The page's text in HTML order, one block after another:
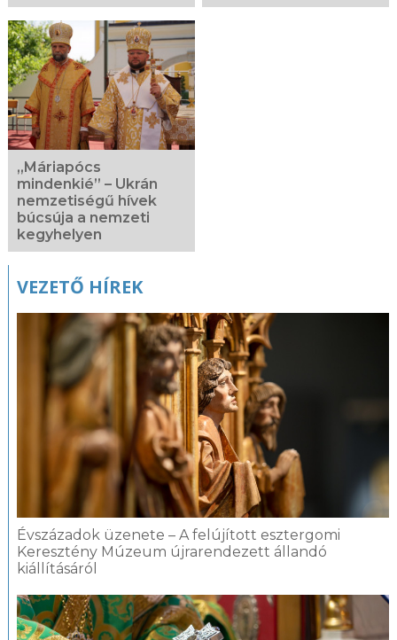
„Máriapócs
mindenkié” – Ukrán
nemzetiségű hívek
búcsúja a nemzeti
kegyhelyen
VEZETŐ HÍREK
Évszázadok üzenete – A felújított esztergomi
Keresztény Múzeum újrarendezett állandó
kiállításáról